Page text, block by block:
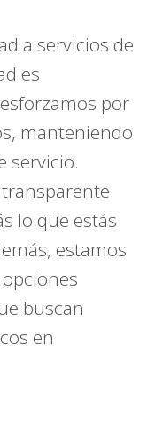
a servicios de
es
por
manteniendo
servicio.
lo que estás
estamos
buscan
en